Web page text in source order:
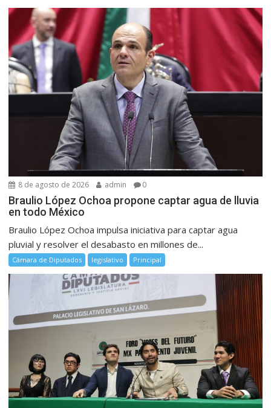
8 de agosto de 2026 admin 0
Braulio López Ochoa propone captar agua de lluvia
en todo México
Braulio López Ochoa impulsa iniciativa para captar agua
pluvial y resolver el desabasto en millones de...
Cámara de Diputados legislativo Principal